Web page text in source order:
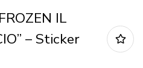
IL
– Sticker